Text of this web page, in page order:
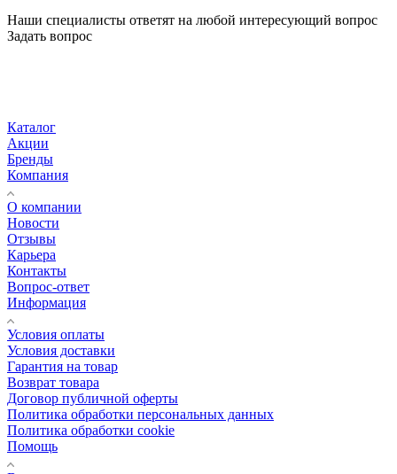
Наши специалисты ответят на любой интересующий вопрос
Задать вопрос
Каталог
Акции
Бренды
Компания
О компании
Новости
Отзывы
Карьера
Контакты
Вопрос-ответ
Информация
Условия оплаты
Условия доставки
Гарантия на товар
Возврат товара
Договор публичной оферты
Политика обработки персональных данных
Политика обработки cookie
Помощь